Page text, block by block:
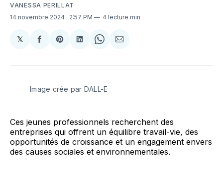
VANESSA PERILLAT
14 novembre 2024 . 2:57 PM 4 lecture min
𝕏Share
X
Partager
Facebook
Share
Pinterest
Partager
LinkedIn
Share
WhatsApp
Partager
Courriel
Image crée par DALL-E
Ces jeunes professionnels recherchent des
entreprises qui offrent un équilibre travail-vie, des
opportunités de croissance et un engagement envers
des causes sociales et environnementales.